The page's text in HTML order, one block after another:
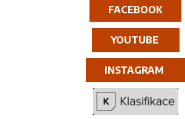
FACEBOOK
YOUTUBE
INSTAGRAM